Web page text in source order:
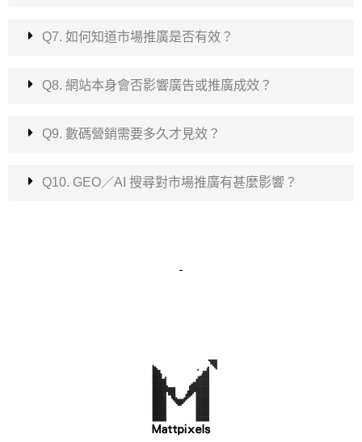
Q7. 如何知道市場推廣是否有效？
Q8. 網站本身會否影響廣告或推廣成效？
Q9. 數碼營銷需要多久才見效？
Q10. GEO／AI 搜尋對市場推廣有甚麼影響？